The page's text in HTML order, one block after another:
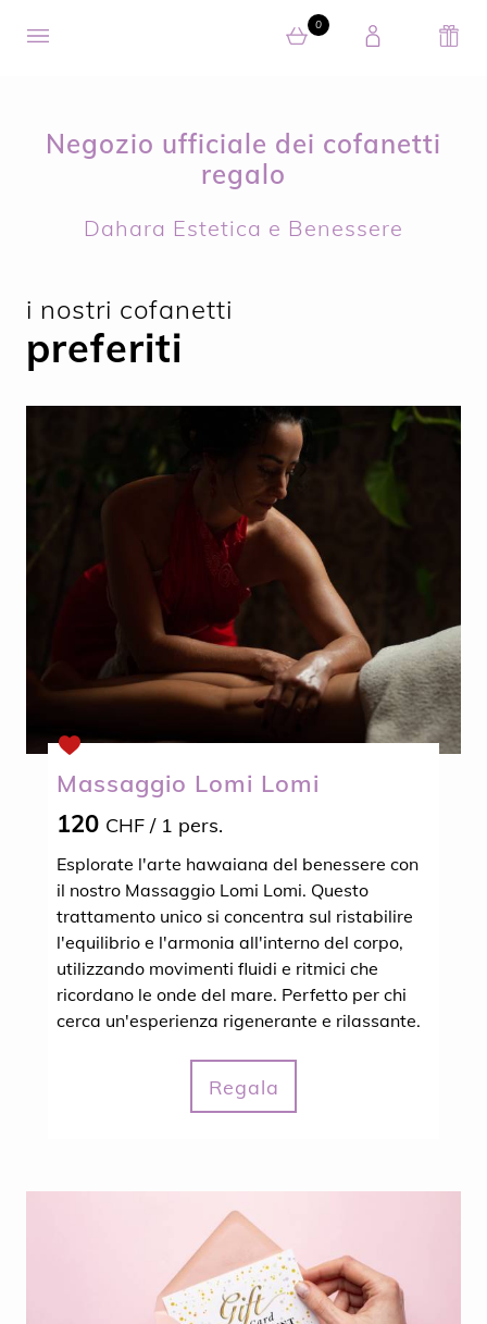
0
Negozio ufficiale dei cofanetti
regalo
Dahara Estetica e Benessere
i nostri cofanetti
preferiti
Massaggio Lomi Lomi
120 CHF / 1 pers.
Esplorate l'arte hawaiana del benessere con
il nostro Massaggio Lomi Lomi. Questo
trattamento unico si concentra sul ristabilire
l'equilibrio e l'armonia all'interno del corpo,
utilizzando movimenti fluidi e ritmici che
ricordano le onde del mare. Perfetto per chi
cerca un'esperienza rigenerante e rilassante.
Regala